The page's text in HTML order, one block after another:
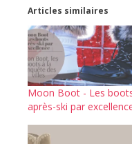
Articles similaires
Moon Boot - Les
après-ski par